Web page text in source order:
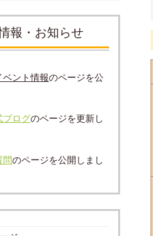
報・お知らせ
ベント情報のページを公
ブログのページを更新し
問のページを公開しまし